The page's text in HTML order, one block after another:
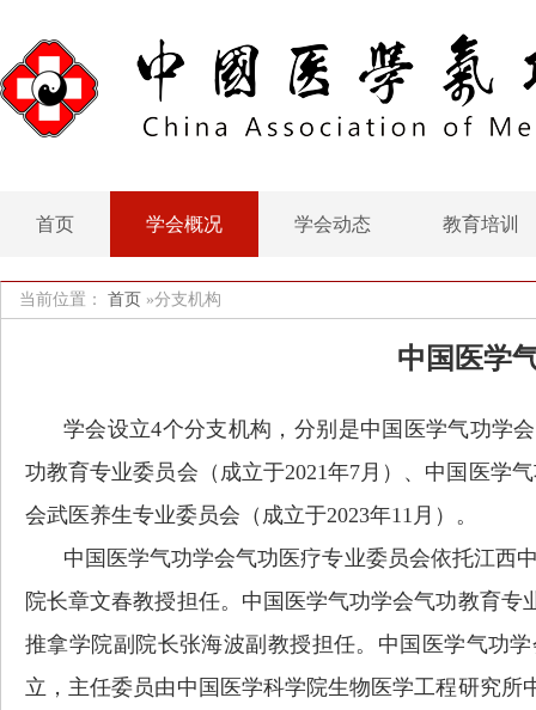
首页 学会概况 学会动态 教育培训
当前位置： 首页 »分支机构
中国医学
学会设立4个分支机构，分别是中国医学气功学
功教育专业委员会（成立于2021年7月）、中国医学
会武医养生专业委员会（成立于2023年11月）。
中国医学气功学会气功医疗专业委员会依托江西
院长章文春教授担任。中国医学气功学会气功教育
推拿学院副院长张海波副教授担任。 中国医学气功
立，主任委员由中国医学科学院生物医学工程研究